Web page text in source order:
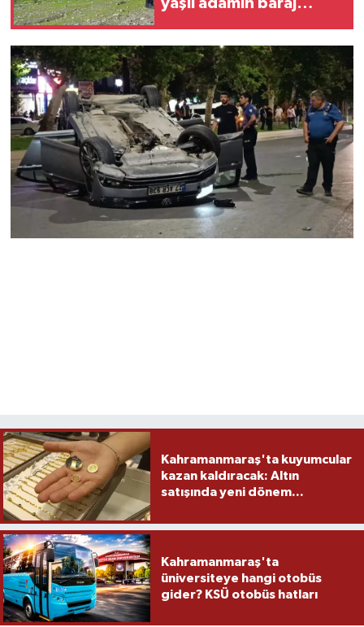
yaşlı adamın baraj
bulundu
Kahramanmaraş'ta kuyumcular
kazan kaldıracak: Altın
satışında yeni dönem...
Kahramanmaraş'ta
üniversiteye hangi otobüs
gider? KSÜ otobüs hatları